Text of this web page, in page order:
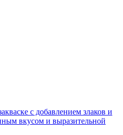
с добавлением злаков и
вкусом и выразительной